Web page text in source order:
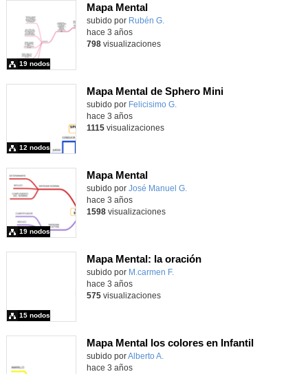
Mapa Mental
subido por Rubén G.
19 nodos
hace 3 años
798visualizaciones
Mapa Mental de Sphero Mini
subido por Felicisimo G.
12 nodos
hace 3 años
1115visualizaciones
Mapa Mental
Contenido educativo.
subido por José Manuel G.
19 nodos
hace 3 años
1598visualizaciones
Mapa Mental: la oración
subido por M.carmen F.
15 nodos
hace 3 años
575visualizaciones
Mapa Mental los colores en Infantil
Contenido educativo.
subido porAlberto A.
hace 3 años